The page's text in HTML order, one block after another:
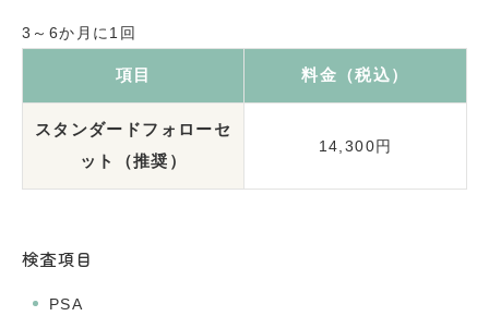
3～6か月に1回
項目 料金（税込）
スタンダードフォローセ
ット（推奨）
14,300円
検査項目
PSA